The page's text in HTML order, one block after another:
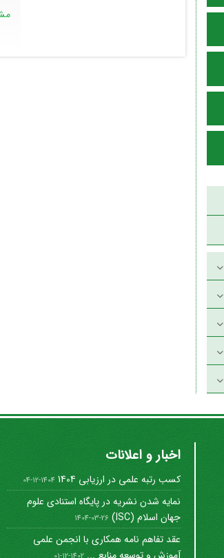
اخبار و اعلانات
کسب رتبه علمی در ارزیابی 1404 1404-12-04
نمایه شدن نشریه در پایگاه استنادی علوم
جهان اسلام (ISC)
1404-03-26
عقد تفاهم نامه همکاری با انجمن علمی
آموزش و توسعه منابع ...